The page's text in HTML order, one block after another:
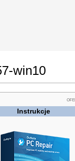
win10
Instrukcje